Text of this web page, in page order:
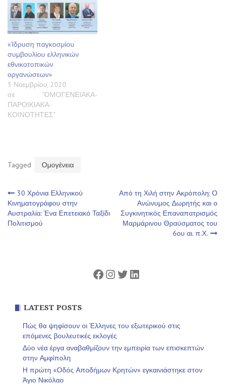
«Ίδρυση παγκοσμίου
συμβουλίου ελληνικών
εθνικοτοπικών
οργανώσεων»
3 Νοεμβρίου, 2020
σε "ΟΜΟΓΕΝΕΙΑΚΑ-
ΠΑΡΟΙΚΙΑΚΑ-
ΚΟΙΝΟΤΗΤΕΣ"
Tagged Ομογένεια
Πλοήγηση
άρθρων
30 Χρόνια Ελληνικού
Κινηματογράφου στην
Αυστραλία: Ένα Επετειακό Ταξίδι
Πολιτισμού
Από τη Χιλή στην Ακρόπολη: Ο
Ανώνυμος Δωρητής και ο
Συγκινητικός Επαναπατρισμός
Μαρμάρινου Θραύσματος του
6ου αι. π.Χ.
Facebook
Instagram
Twitter
Linkedin
LATEST POSTS
Πώς θα ψηφίσουν οι Έλληνες του εξωτερικού στις
επόμενες βουλευτικές εκλογές
Δύο νέα έργα αναβαθμίζουν την εμπειρία των επισκεπτών
στην Αμφίπολη
Η πρώτη «Οδός Αποδήμων Κρητών» εγκαινιάστηκε στον
Άγιο Νικόλαο